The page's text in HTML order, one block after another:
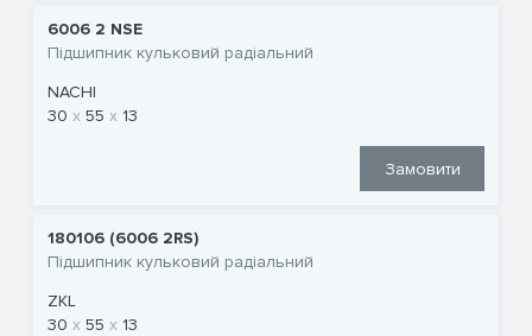
6006 2 NSE
Підшипник кульковий радіальний
NACHI
30
55 13
Замовити
180106 (6006 2RS)
Підшипник кульковий радіальний
ZKL
30
55 13